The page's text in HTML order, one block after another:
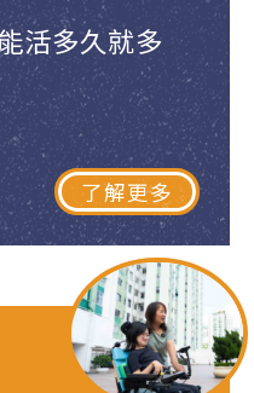
活多久就多
了解更多